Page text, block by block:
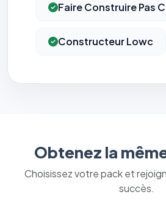
Faire Construire Pas
Constructeur Lowc
Obtenez la
Choisissez votre pack et
succès.